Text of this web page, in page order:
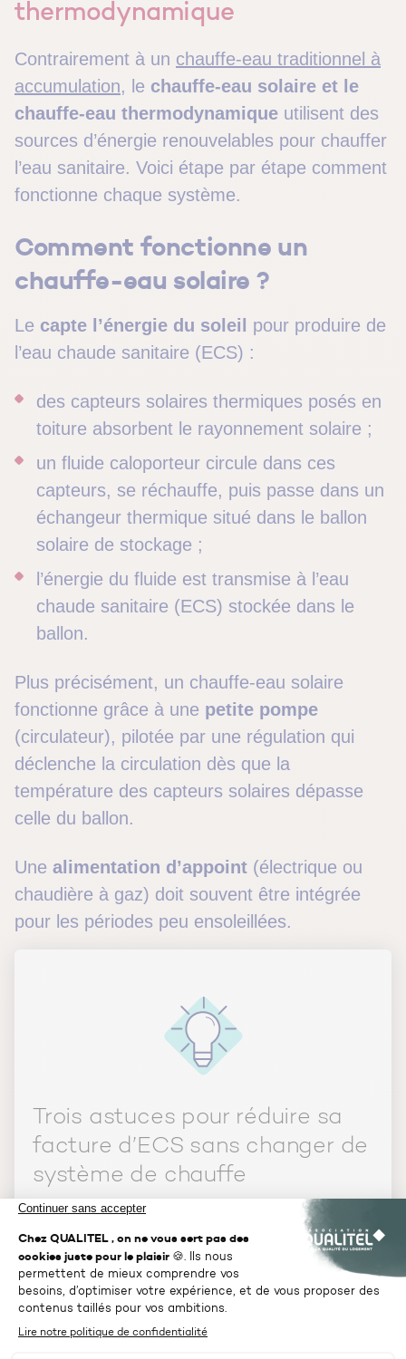
thermodynamique
Contrairement à un chauffe-eau traditionnel à
accumulation, le chauffe-eau solaire et le
chauffe-eau thermodynamique utilisent des
sources d’énergie renouvelables pour chauffer
l’eau sanitaire. Voici étape par étape comment
fonctionne chaque système.
Comment fonctionne un
chauffe-eau solaire ?
Le capte l’énergie du soleil
pour produire de
l’eau chaude sanitaire (ECS) :
des capteurs solaires thermiques posés en
toiture absorbent le rayonnement solaire ;
un fluide caloporteur circule dans ces
capteurs, se réchauffe, puis passe dans un
échangeur thermique situé dans le ballon
solaire de stockage ;
l’énergie du fluide est transmise à l’eau
chaude sanitaire (ECS) stockée dans le
ballon.
Plus précisément, un chauffe-eau solaire
fonctionne grâce à une petite pompe
(circulateur), pilotée par une régulation qui
déclenche la circulation dès que la
température des capteurs solaires dépasse
celle du ballon.
Une alimentation d’appoint (électrique ou
chaudière à gaz) doit souvent être intégrée
pour les périodes peu ensoleillées.
Trois astuces pour réduire sa
facture d’ECS sans changer de
système de chauffe
Pour faire des économies d’énergie sur
votre chauffe-eau, utilisez un réducteur de
débit d’eau, isolez votre ballon avec une
jaquette pour limiter les déperditions et